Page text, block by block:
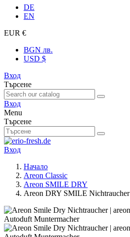
DE
EN
EUR €
BGN лв.
USD $
Вход
Търсене
Вход
Menu
Търсене
Вход
Начало
Areon Classic
Areon SMILE DRY
Areon DRY SMILE Nichtraucher